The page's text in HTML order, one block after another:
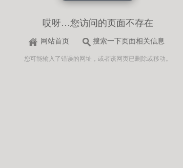
哎呀…您访问的页面不存在
网站首页 搜索一下页面相关信息
您可能输入了错误的网址，或者该网页已删除或移动。